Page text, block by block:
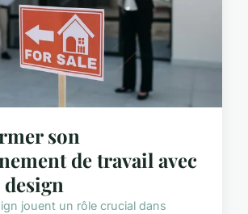
son
de travail avec
jouent un rôle crucial dans